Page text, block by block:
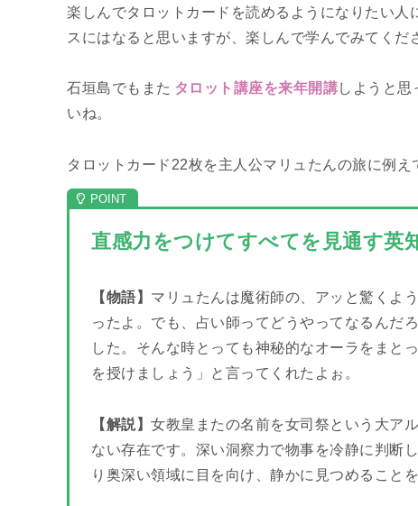
楽しんでタロットカードを読めるようになりたい
スにはなると思いますが、楽しんで学んでみてくだ
石垣島でもまた タロット講座を来年開講しようと思
いね。
タロットカード22枚を主人公マリュたんの旅に例
直感力をつけてすべてを見通す英
【物語】 マリュたんは魔術師の、アッと驚くよ
ったよ。でも、占い師ってどうやってなるんだ
した。そんな時とっても神秘的なオーラをまと
を授けましょう」と言ってくれたよぉ。
【解説】 女教皇またの名前を女司祭という大ア
ない存在です。深い洞察力で物事を冷静に判断
り奥深い領域に目を向け、静かに見つめること